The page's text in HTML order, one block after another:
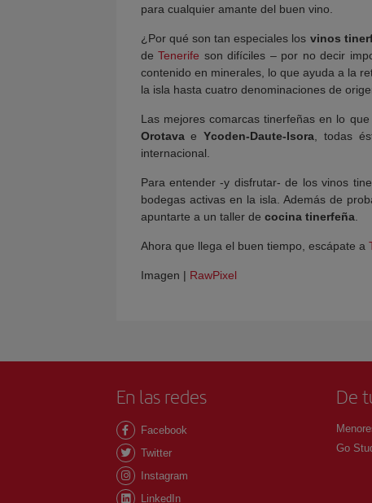
para cualquier amante del buen vino.
¿Por qué son tan especiales los vinos
deTenerife son difíciles – por no decir
contenido en minerales, lo que ayuda a la
la isla hasta cuatro denominaciones de
Las mejores comarcas tinerfeñas en lo
Orotavae Ycoden-Daute-Isora, todas
internacional.
Para entender -y disfrutar- de los vinos
bodegas activas en la isla. Además de
apuntarte a un taller de cocina tinerfeña.
Ahora que llega el buen tiempo, escápate a
Imagen | RawPixel
En las redes
Facebook
Twitter
Instagram
LinkedIn
De
Go